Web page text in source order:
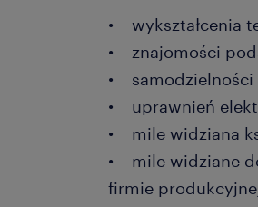
• wykształcenia
• znajomości
• samodzielności
• uprawnień
• mile widziana
• mile widziane
firmie